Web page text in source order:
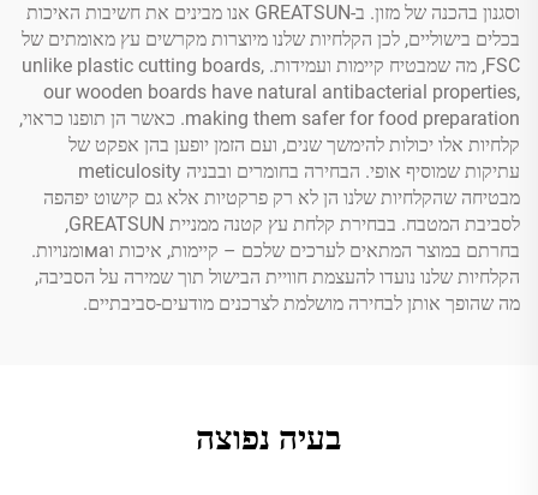
וסגנון בהכנה של מזון. ב-GREATSUN אנו מבינים את חשיבות האיכות
בכלים בישוליים, לכן הקלחיות שלנו מיוצרות מקרשים עץ מאומתים של
FSC, מה שמבטיח קיימות ועמידות. unlike plastic cutting boards,
our wooden boards have natural antibacterial properties,
making them safer for food preparation. כאשר הן תופנו כראוי,
קלחיות אלו יכולות להימשך שנים, ועם הזמן יופען בהן אפקט של
עתיקות שמוסיף אופי. הבחירה בחומרים ובבניה meticulosity
מבטיחה שהקלחיות שלנו הן לא רק פרקטיות אלא גם קישוט יפהפה
לסביבת המטבח. בבחירת קלחת עץ קטנה ממניית GREATSUN,
בחרתם במוצר המתאים לערכים שלכם – קיימות, איכות וмаומנויות.
הקלחיות שלנו נועדו להעצמת חוויית הבישול תוך שמירה על הסביבה,
מה שהופך אותן לבחירה מושלמת לצרכנים מודעים-סביבתיים.
בעיה נפוצה